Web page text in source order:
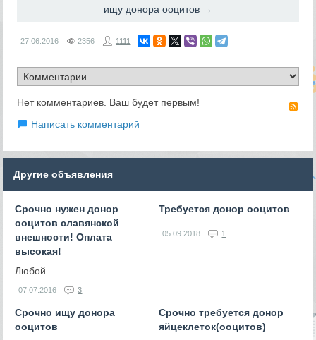
ищу донора ооцитов →
27.06.2016 2356 1111
Нет комментариев. Ваш будет первым!
Написать комментарий
Другие объявления
Срочно нужен донор
ооцитов славянской
внешности! Оплата
высокая!
Любой
07.07.2016 3
Требуется донор ооцитов
05.09.2018 1
Срочно ищу донора
ооцитов
Срочно требуется донор
яйцеклеток(ооцитов)